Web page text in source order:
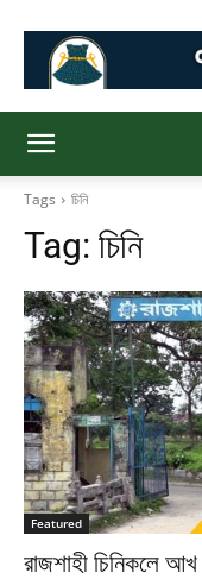
Tags চিনি
Tag: চিনি
Featured
রাজশাহী চিনিকলে